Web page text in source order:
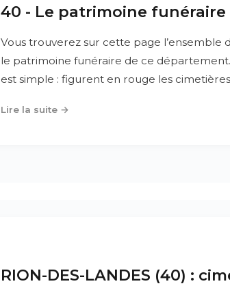
40 - Le patrimoine funéraire
Vous trouverez sur cette page l’ensemble
le patrimoine funéraire de ce
est simple : figurent en rouge les
Lire la suite →
RION-DES-LANDES (40) :